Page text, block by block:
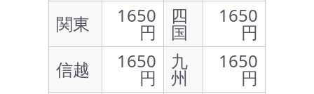
関東
1650
円
四
国
1650
円
信越
1650
円
九
州
1650
円